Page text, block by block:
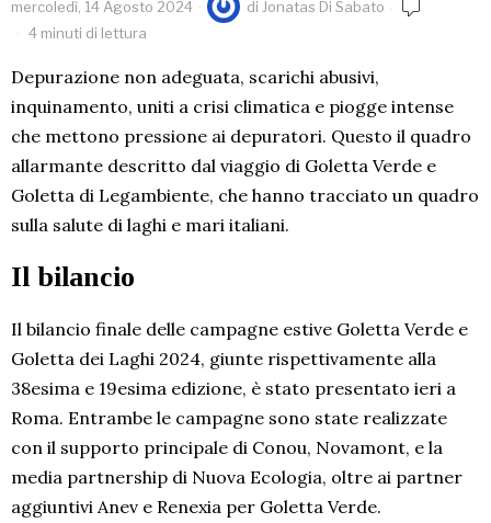
mercoledì, 14 Agosto 2024 di Jonatas Di Sabato
4 minuti di lettura
Depurazione non adeguata, scarichi abusivi,
inquinamento, uniti a crisi climatica e piogge intense
che mettono pressione ai depuratori. Questo il quadro
allarmante descritto dal viaggio di Goletta Verde e
Goletta di Legambiente, che hanno tracciato un quadro
sulla salute di laghi e mari italiani.
Il bilancio
Il bilancio finale delle campagne estive Goletta Verde e
Goletta dei Laghi 2024, giunte rispettivamente alla
38esima e 19esima edizione, è stato presentato ieri a
Roma. Entrambe le campagne sono state realizzate
con il supporto principale di Conou, Novamont, e la
media partnership di Nuova Ecologia, oltre ai partner
aggiuntivi Anev e Renexia per Goletta Verde.